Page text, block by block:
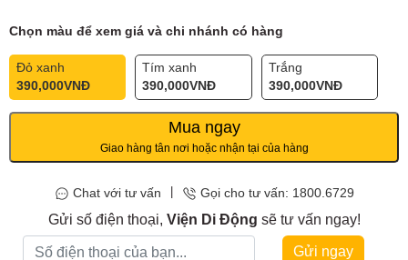
Chọn màu để xem giá và chi nhánh có hàng
Đỏ xanh
390,000VNĐ
Tím xanh
390,000VNĐ
Trắng
390,000VNĐ
Mua ngay
Giao hàng tân nơi hoặc nhận tại của hàng
Chat với tư vấn Gọi cho tư vấn: 1800.6729
Gửi số điện thoại, Viện Di Động sẽ tư vấn ngay!
Gửi ngay